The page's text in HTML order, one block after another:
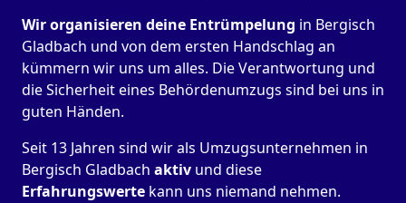
Wir organisieren deine Entrümpelung in Bergisch
Gladbach und von dem ersten Handschlag an
kümmern wir uns um alles. Die Verantwortung und
die Sicherheit eines Behördenumzugs sind bei uns in
guten Händen.
Seit 13 Jahren sind wir als Umzugsunternehmen in
Bergisch Gladbach aktiv und diese
Erfahrungswerte kann uns niemand nehmen.